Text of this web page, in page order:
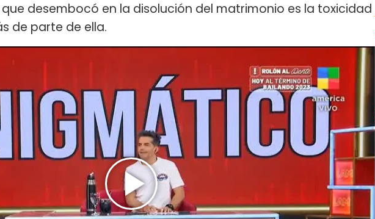
desembocó en la disolución del matrimonio es la toxicidad
de parte de ella.